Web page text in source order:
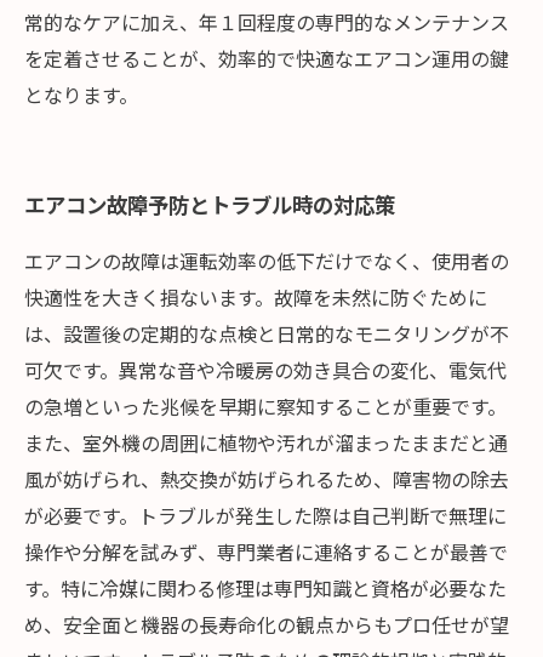
常的なケアに加え、年１回程度の専門的なメンテナンス
を定着させることが、効率的で快適なエアコン運用の鍵
となります。
エアコン故障予防とトラブル時の対応策
エアコンの故障は運転効率の低下だけでなく、使用者の
快適性を大きく損ないます。故障を未然に防ぐために
は、設置後の定期的な点検と日常的なモニタリングが不
可欠です。異常な音や冷暖房の効き具合の変化、電気代
の急増といった兆候を早期に察知することが重要です。
また、室外機の周囲に植物や汚れが溜まったままだと通
風が妨げられ、熱交換が妨げられるため、障害物の除去
が必要です。トラブルが発生した際は自己判断で無理に
操作や分解を試みず、専門業者に連絡することが最善で
す。特に冷媒に関わる修理は専門知識と資格が必要なた
め、安全面と機器の長寿命化の観点からもプロ任せが望